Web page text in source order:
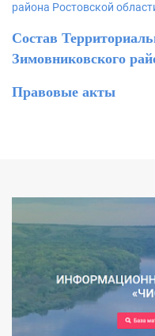
района Ростовской
Состав
Зимовниковского
Правовые акты